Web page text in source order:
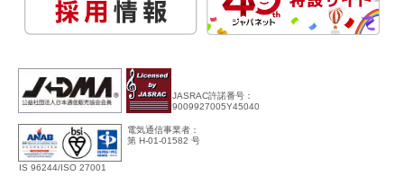
JASRAC許諾番号：
9009927005Y45040
IS 96244/ISO 27001
電気通信事業者：
第 H-01-01582 号